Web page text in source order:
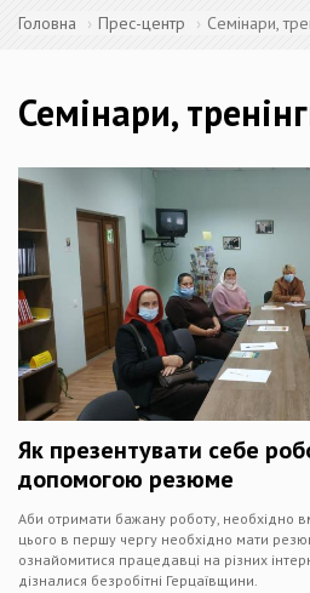
Головна Прес-центр Семінари,
Семінари,
Як презентувати себе
допомогою резюме
Аби отримати бажану роботу, необхідно
цього в першу чергу необхідно мати
ознайомитися працедавці на різних
дізналися безробітні Герцаївщини.